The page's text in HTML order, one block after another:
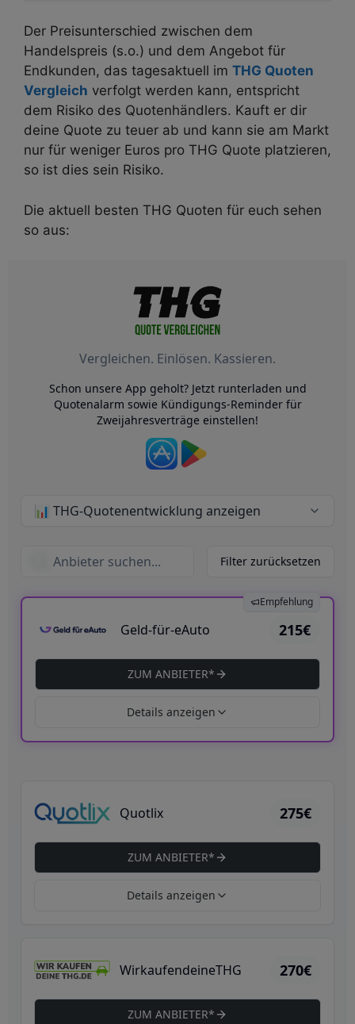
Der Preisunterschied zwischen dem
Handelspreis (s.o.) und dem Angebot für
Endkunden, das tagesaktuell im THG Quoten
Vergleich verfolgt werden kann, entspricht
dem Risiko des Quotenhändlers. Kauft er dir
deine Quote zu teuer ab und kann sie am Markt
nur für weniger Euros pro THG Quote platzieren,
so ist dies sein Risiko.
Die aktuell besten THG Quoten für euch sehen
so aus: